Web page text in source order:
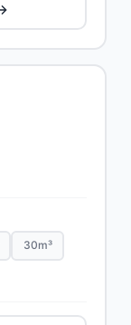
30m³